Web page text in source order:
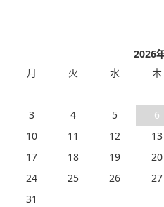
2026
月
火 水 木
3
4 5 6
10
11 12 13
17
18 19 20
24
25 26 27
31